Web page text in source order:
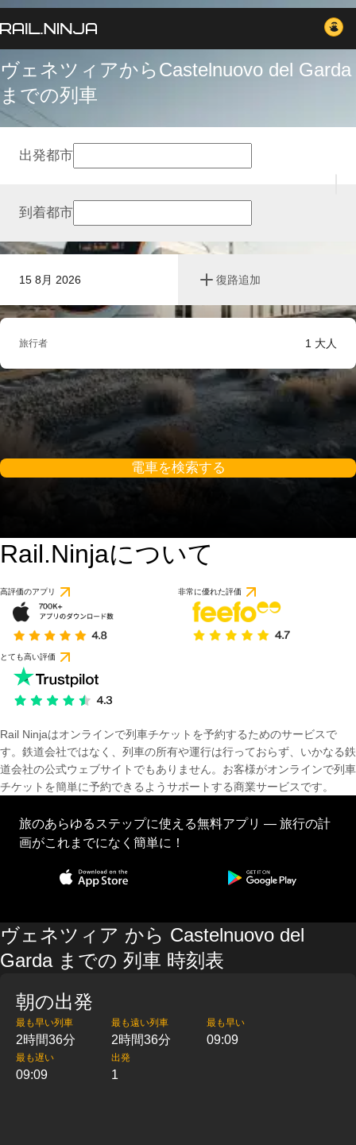
ヴェネツィアからCastelnuovo del Garda
までの列車
15 8月 2026 復路追加
出発都市
到着都市
旅行者 1 大人
電車を検索する
Rail.Ninjaについて
高評価のアプリ 非常に優れた評価
とても高い評価
Rail Ninjaはオンラインで列車チケットを予約するためのサービスで
す。鉄道会社ではなく、列車の所有や運行は行っておらず、いかなる鉄
道会社の公式ウェブサイトでもありません。お客様がオンラインで列車
チケットを簡単に予約できるようサポートする商業サービスです。
旅のあらゆるステップに使える無料アプリ — 旅行の計
画がこれまでになく簡単に！
ヴェネツィア から Castelnuovo del
Garda までの 列車 時刻表
朝の出発
最も早い列車
2時間36分
最も遠い列車
2時間36分
最も早い
09:09
最も遅い
09:09
出発
1